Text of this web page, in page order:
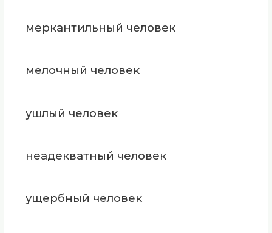
меркантильный человек
мелочный человек
ушлый человек
неадекватный человек
ущербный человек